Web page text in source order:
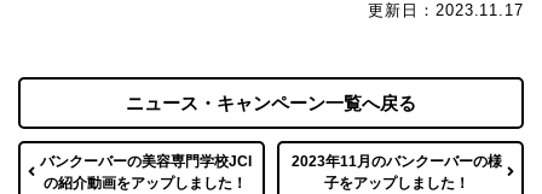
更新日：2023.11.17
バンクーバーの美容専門学校JCI
の紹介動画をアップしました！
ニュース・キャンペーン一覧へ戻る
2023年11月のバンクーバーの様
子をアップしました！